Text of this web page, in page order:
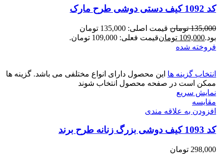
کد 1092 کیف دستی دوشی طرح مارک
135,000 تومان
قیمت اصلی: 135,000 تومان
بود.109,000 تومانقیمت فعلی: 109,000 تومان.
فروخته شده
انتخاب گزینه ها این محصول دارای انواع مختلفی می باشد. گزینه ها
ممکن است در صفحه محصول انتخاب شوند
نمایش سریع
مقايسه
افزودن به علاقه مندی
کد 1093 کیف دوشی بزرگ زنانه طرح برند
298,000 تومان